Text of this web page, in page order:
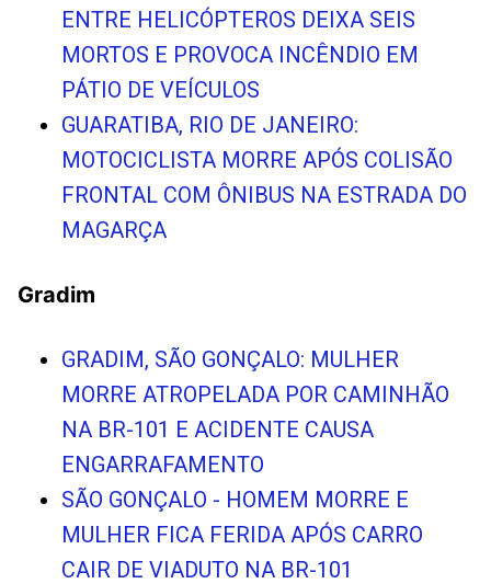
ENTRE HELICÓPTEROS DEIXA SEIS
MORTOS E PROVOCA INCÊNDIO EM
PÁTIO DE VEÍCULOS
GUARATIBA, RIO DE JANEIRO:
MOTOCICLISTA MORRE APÓS COLISÃO
FRONTAL COM ÔNIBUS NA ESTRADA DO
MAGARÇA
Gradim
GRADIM, SÃO GONÇALO: MULHER
MORRE ATROPELADA POR CAMINHÃO
NA BR-101 E ACIDENTE CAUSA
ENGARRAFAMENTO
SÃO GONÇALO - HOMEM MORRE E
MULHER FICA FERIDA APÓS CARRO
CAIR DE VIADUTO NA BR-101